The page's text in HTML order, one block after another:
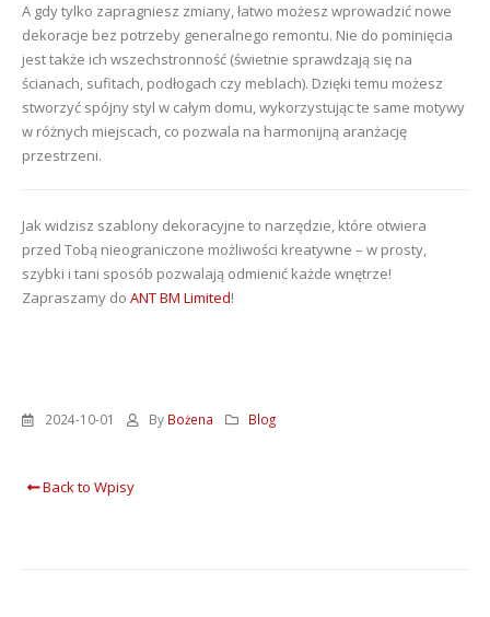
A gdy tylko zapragniesz zmiany, łatwo możesz wprowadzić nowe
dekoracje bez potrzeby generalnego remontu. Nie do pominięcia
jest także ich wszechstronność (świetnie sprawdzają się na
ścianach, sufitach, podłogach czy meblach). Dzięki temu możesz
stworzyć spójny styl w całym domu, wykorzystując te same motywy
w różnych miejscach, co pozwala na harmonijną aranżację
przestrzeni.
Jak widzisz szablony dekoracyjne to narzędzie, które otwiera
przed Tobą nieograniczone możliwości kreatywne – w prosty,
szybki i tani sposób pozwalają odmienić każde wnętrze!
Zapraszamy do ANT BM Limited!
2024-10-01 By Bożena Blog
Back to Wpisy